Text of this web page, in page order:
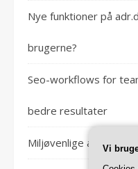
Nye funktioner på
brugerne?
Seo-workflows for
bedre resultater
Miljøvenlige
Vi